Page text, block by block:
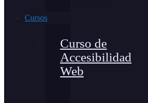
Cursos
Curso de
Accesibilidad
Web